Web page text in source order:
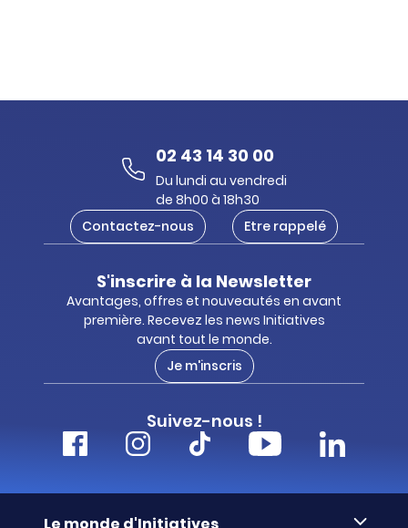
02 43 14 30 00
Du lundi au vendredi
de 8h00 à 18h30
Contactez-nous
Etre rappelé
S'inscrire à la Newsletter
Avantages, offres et nouveautés en avant
première. Recevez les news Initiatives
avant tout le monde.
Je m'inscris
Suivez-nous !